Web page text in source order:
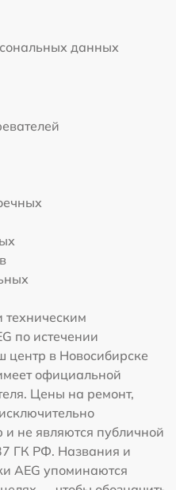
данных
по истечении
центр в Новосибирске
официальной
Цены на ремонт,
не являются публичной
ГК РФ. Названия и
AEG упоминаются